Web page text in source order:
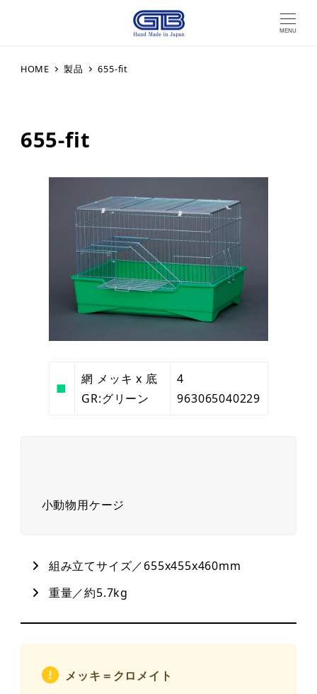
MENU
HOME 製品 655-fit
655-fit
■
網 メッキ x 底
GR:グリーン
4
963065040229
小動物用ケージ
組み立てサイズ／655x455x460mm
重量／約5.7kg
メッキ＝クロメイト